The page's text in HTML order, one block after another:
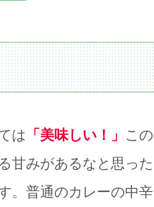
は 「美味しい！」 この
甘みがあるなと思った
。普通のカレーの中辛